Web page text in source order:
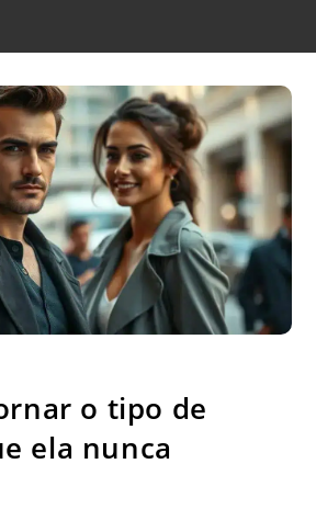
o tipo de
ela nunca